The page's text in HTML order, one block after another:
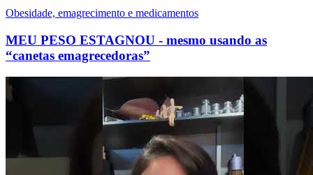
Obesidade, emagrecimento e medicamentos
MEU PESO ESTAGNOU - mesmo usando as
“canetas emagrecedoras”